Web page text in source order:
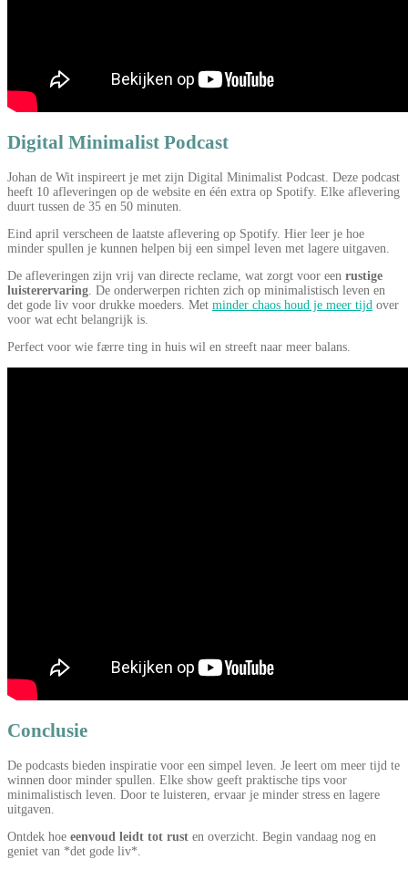
Digital Minimalist Podcast
Johan de Wit inspireert je met zijn Digital Minimalist Podcast. Deze podcast
heeft 10 afleveringen op de website en één extra op Spotify. Elke aflevering
duurt tussen de 35 en 50 minuten.
Eind april verscheen de laatste aflevering op Spotify. Hier leer je hoe
minder spullen je kunnen helpen bij een simpel leven met lagere uitgaven.
De afleveringen zijn vrij van directe reclame, wat zorgt voor een rustige
luisterervaring . De onderwerpen richten zich op minimalistisch leven en
det gode liv voor drukke moeders. Met minder chaos houd je meer tijd over
voor wat echt belangrijk is.
Perfect voor wie færre ting in huis wil en streeft naar meer balans.
Conclusie
De podcasts bieden inspiratie voor een simpel leven. Je leert om meer tijd te
winnen door minder spullen. Elke show geeft praktische tips voor
minimalistisch leven. Door te luisteren, ervaar je minder stress en lagere
uitgaven.
Ontdek hoe eenvoud leidt tot rust en overzicht. Begin vandaag nog en
geniet van *det gode liv*.